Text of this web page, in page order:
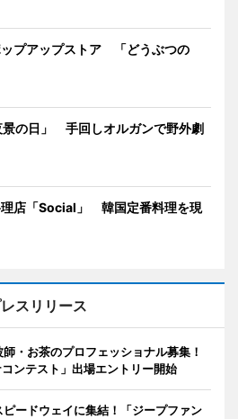
プアップストア 「どうぶつの
の日」 手回しオルガンで野外劇
理店「Social」 韓国定番料理を現
スリリース
・お茶のプロフェッショナル募集！
コンテスト」出場エントリー開始
ードウェイに集結！「ジープファン